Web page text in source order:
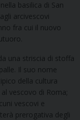
basilica di San
arcivescovi
fra cui il nuovo
una striscia di stoffa
Il suo nome
della cultura
vescovo di Roma;
vescovi e
prerogativa degli